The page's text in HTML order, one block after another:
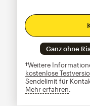
Ganz ohne
†Weitere
kostenlose
Sendelimit für
Mehr erfahrentooltip